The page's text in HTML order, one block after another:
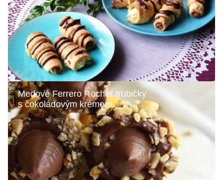
Medové Ferrero Rocher trubičky
s čokoládovým krémom